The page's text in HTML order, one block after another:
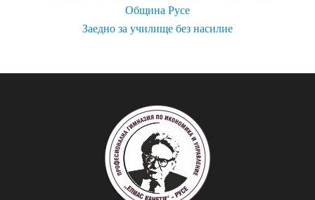
Община Русе
Заедно за училище без насилие